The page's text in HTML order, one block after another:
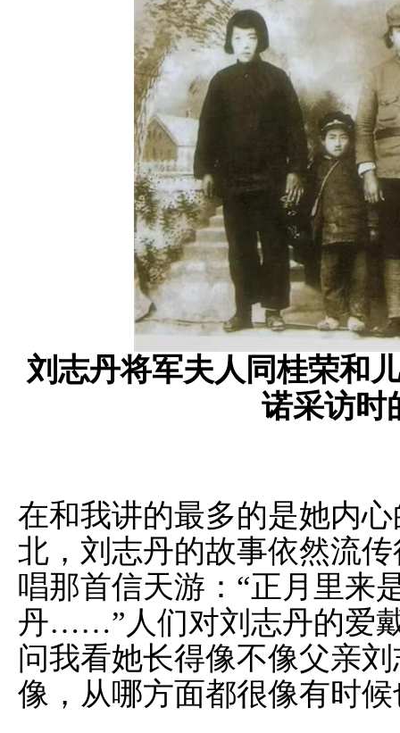
刘志丹将军夫人同桂荣和
诺采访时
在和我讲的最多的是她内
北，刘志丹的故事依然流
唱那首信天游：“正月里来
丹……”人们对刘志丹的爱
问我看她长得像不像父亲
像，从哪方面都很像有时